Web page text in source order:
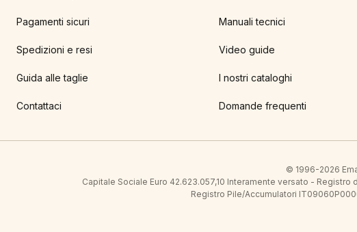
Pagamenti sicuri
Spedizioni e resi
Guida alle taglie
Contattaci
Manuali tecnici
Video guide
I nostri cataloghi
Domande frequenti
© 1996-2026
Capitale Sociale Euro 42.623.057,10 Interamente versato -
Registro Pile/Accumulatori